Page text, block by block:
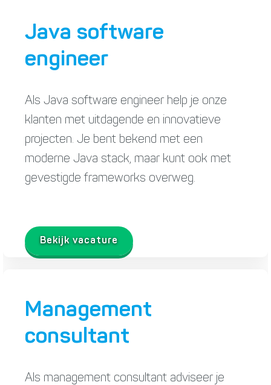
Java software
engineer
Als Java software engineer help je onze
klanten met uitdagende en innovatieve
projecten. Je bent bekend met een
moderne Java stack, maar kunt ook met
gevestigde frameworks overweg.
Bekijk vacature
Management
consultant
Als management consultant adviseer je